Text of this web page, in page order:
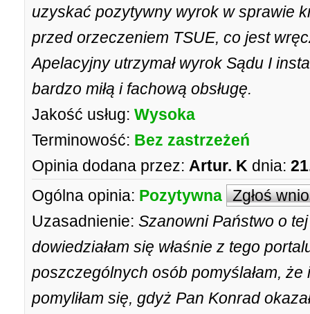
uzyskać pozytywny wyrok w sprawie
przed orzeczeniem TSUE, co jest
Apelacyjny utrzymał wyrok Sądu I
bardzo miłą i fachową obsługę.
Jakość usług: Wysoka
Terminowość: Bez zastrzeżeń
Opinia dodana przez: Artur. K dnia:
Ogólna opinia: Pozytywna Zgłoś
Uzasadnienie: Szanowni Państwo o
dowiedziałam się właśnie z tego
poszczególnych osób pomyślałam,
pomyliłam się, gdyż Pan Konrad